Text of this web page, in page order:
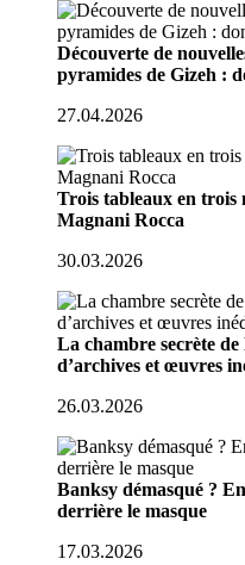
Découverte de
pyramides de Gizeh :
27.04.2026
Trois tableaux en trois
Magnani Rocca
30.03.2026
La chambre secrète
d’archives et œuvres
26.03.2026
Banksy démasqué ?
derrière le masque
17.03.2026